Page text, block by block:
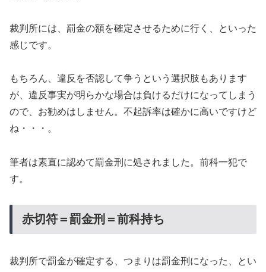
裁判所には、罰金の額を確定させるために行く、といった
感じです。
もちろん、違反を否認して争うという選択肢もあります
が、違反事実が明らかな場合は負けるだけになってしまう
ので、お勧めはしません。不起訴率は確かに高いですけど
ね・・・。
筆者は素直に認めて罰金刑に処されました。前科一犯で
す。
赤切符＝罰金刑＝前科持ち
裁判所で罰金が確定する、つまりは罰金刑になった、とい